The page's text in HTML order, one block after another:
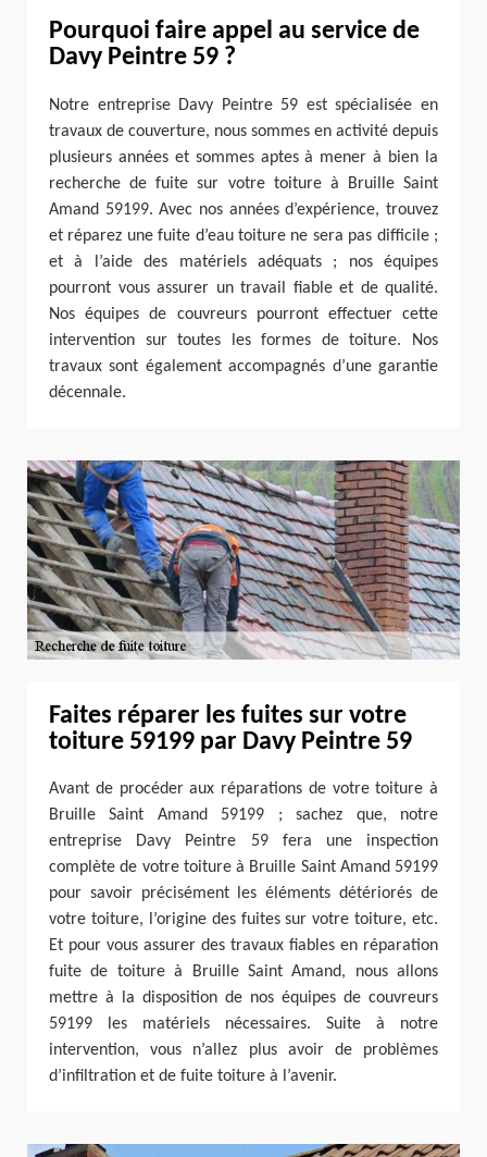
Pourquoi faire appel au service de
Davy Peintre 59 ?
Notre entreprise Davy Peintre 59 est spécialisée en
travaux de couverture, nous sommes en activité depuis
plusieurs années et sommes aptes à mener à bien la
recherche de fuite sur votre toiture à Bruille Saint
Amand 59199. Avec nos années d’expérience, trouvez
et réparez une fuite d’eau toiture ne sera pas difficile ;
et à l’aide des matériels adéquats ; nos équipes
pourront vous assurer un travail fiable et de qualité.
Nos équipes de couvreurs pourront effectuer cette
intervention sur toutes les formes de toiture. Nos
travaux sont également accompagnés d’une garantie
décennale.
Faites réparer les fuites sur votre
toiture 59199 par Davy Peintre 59
Avant de procéder aux réparations de votre toiture à
Bruille Saint Amand 59199 ; sachez que, notre
entreprise Davy Peintre 59 fera une inspection
complète de votre toiture à Bruille Saint Amand 59199
pour savoir précisément les éléments détériorés de
votre toiture, l’origine des fuites sur votre toiture, etc.
Et pour vous assurer des travaux fiables en réparation
fuite de toiture à Bruille Saint Amand, nous allons
mettre à la disposition de nos équipes de couvreurs
59199 les matériels nécessaires. Suite à notre
intervention, vous n’allez plus avoir de problèmes
d’infiltration et de fuite toiture à l’avenir.